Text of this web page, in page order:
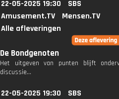
22-05-2025 19:30
SBS
Amusement.TV
Mensen.TV
Alle afleveringen
De Bondgenoten
Het uitgeven van punten blijft
discussie...
22-05-2025 19:30
SBS